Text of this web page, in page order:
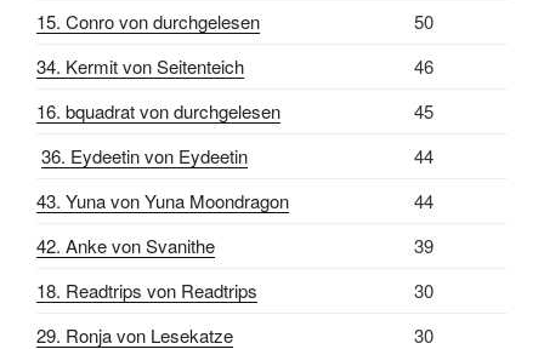
15. Conro von durchgelesen
50
34. Kermit von Seitenteich
46
16. bquadrat von durchgelesen
45
36. Eydeetin von Eydeetin
44
43. Yuna von Yuna Moondragon
44
42. Anke von Svanithe
39
18. Readtrips von Readtrips
30
29. Ronja von Lesekatze
30